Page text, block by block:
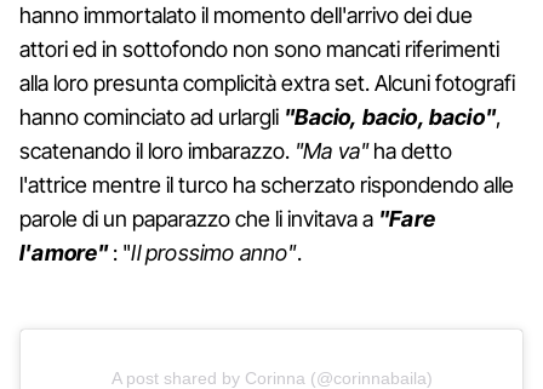
hanno immortalato il momento dell'arrivo dei due
attori ed in sottofondo non sono mancati riferimenti
alla loro presunta complicità extra set. Alcuni fotografi
hanno cominciato ad urlargli "Bacio, bacio, bacio",
scatenando il loro imbarazzo. "Ma va"ha detto
l'attrice mentre il turco ha scherzato rispondendo alle
parole di un paparazzo che li invitava a "Fare
l'amore": "Il prossimo anno".
A post shared by Corinna (@corinnabaila)